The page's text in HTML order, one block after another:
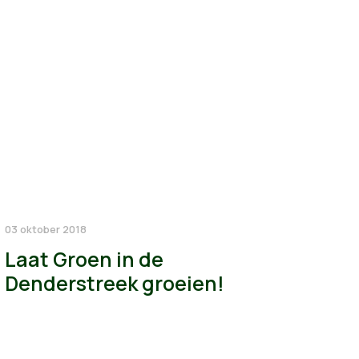
03 oktober 2018
Laat Groen in de
Denderstreek groeien!